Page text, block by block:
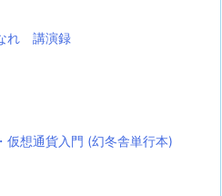
れ 講演録
仮想通貨入門 (幻冬舎単行本)